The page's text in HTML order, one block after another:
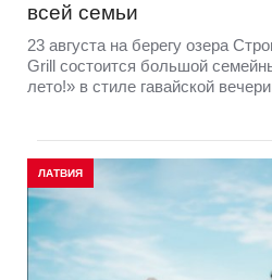
всей семьи
23 августа на берегу озера
Grill состоится большой
лето!» в стиле гавайской
ЛАТВИЯ